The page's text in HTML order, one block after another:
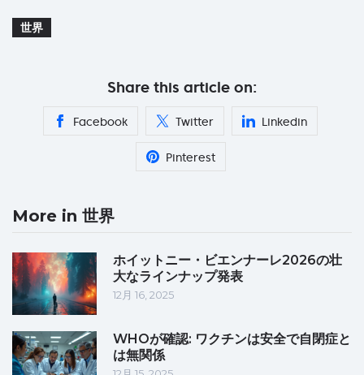
世界
Share this article on:
Facebook Twitter Linkedin
Pinterest
More in 世界
ホイットニー・ビエンナーレ2026の壮
大なラインナップ発表
12月 16, 2025
WHOが確認: ワクチンは安全で自閉症と
は無関係